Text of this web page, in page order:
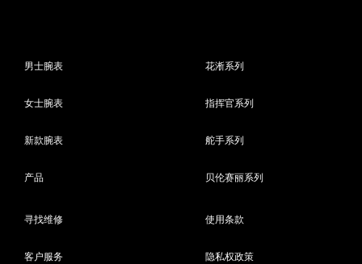
男士腕表
女士腕表
新款腕表
产品
花淅系列
指挥官系列
舵手系列
贝伦赛丽系列
寻找维修
客户服务
使用条款
隐私权政策